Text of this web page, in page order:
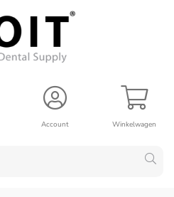
Winkelwagen
Account